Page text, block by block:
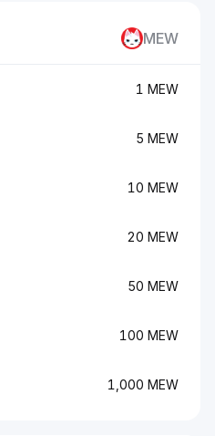
MEW
1 MEW
5 MEW
10 MEW
20 MEW
50 MEW
100 MEW
1,000 MEW